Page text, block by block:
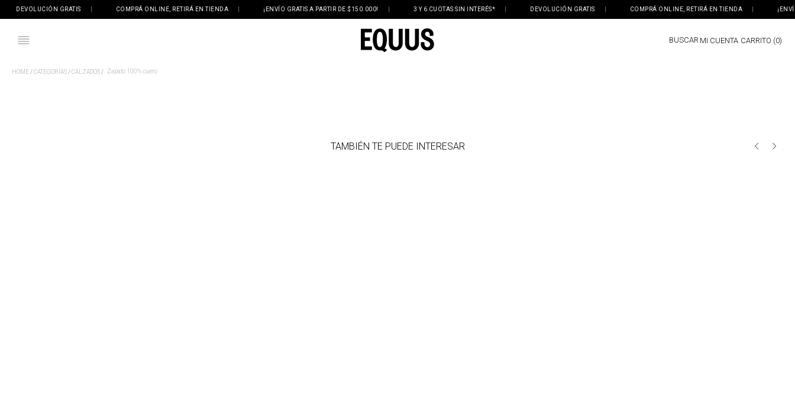
DEVOLUCIÓN GRATIS COMPRÁ ONLINE, RETIRÁ EN TIENDA ¡ENVÍO GRATIS A PARTIR DE $150.000! 3 Y 6 CUOTAS SIN INTERÉS* DEVOLUCIÓN GRATIS COMPRÁ ONLINE, RETIRÁ EN TIENDA ¡ENVÍO
BUSCAR MI CUENTA 0
CATEGORÍAS CALZADOS Zapato 100% cuero
TAMBIÉN TE PUEDE INTERESAR